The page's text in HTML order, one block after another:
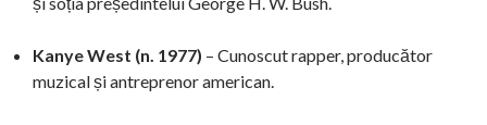
Kanye West (n. 1977) – Cunoscut rapper, producător
muzical și antreprenor american.